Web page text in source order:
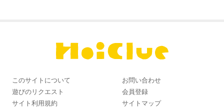
このサイトについて
お問い合わせ
遊びのリクエスト
会員登録
サイト利用規約
サイトマップ